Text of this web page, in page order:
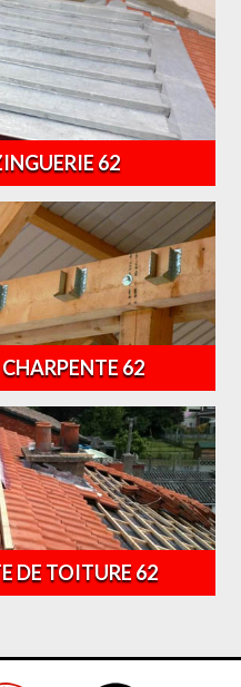
62
62
DE TOITURE 62